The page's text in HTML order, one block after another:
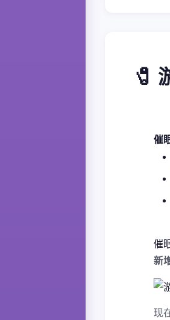
🧷
催
催
新
现